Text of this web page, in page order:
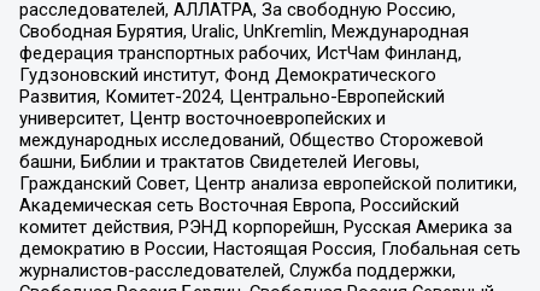
расследователей, АЛЛАТРА, За свободную Россию,
Свободная Бурятия, Uralic, UnKremlin, Международная
федерация транспортных рабочих, ИстЧам Финланд,
Гудзоновский институт, Фонд Демократического
Развития, Комитет-2024, Центрально-Европейский
университет, Центр восточноевропейских и
международных исследований, Общество Сторожевой
башни, Библии и трактатов Свидетелей Иеговы,
Гражданский Совет, Центр анализа европейской политики,
Академическая сеть Восточная Европа, Российский
комитет действия, РЭНД корпорейшн, Русская Америка за
демократию в России, Настоящая Россия, Глобальная сеть
журналистов-расследователей, Служба поддержки,